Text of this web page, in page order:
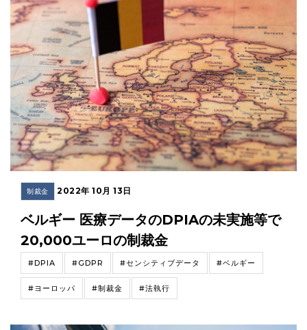
制裁金 2022年 10月 13日
ベルギー 医療データのDPIAの未実施等で
20,000ユーロの制裁金
#DPIA #GDPR #センシティブデータ #ベルギー
#ヨーロッパ #制裁金 #法執行